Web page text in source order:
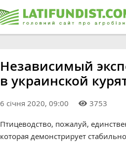
Независимый
в украинской
6 січня 2020, 09:00 3753
Птицеводство, пожалуй,
которая демонстрирует